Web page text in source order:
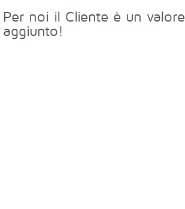
Per noi il Cliente è un valore
aggiunto!